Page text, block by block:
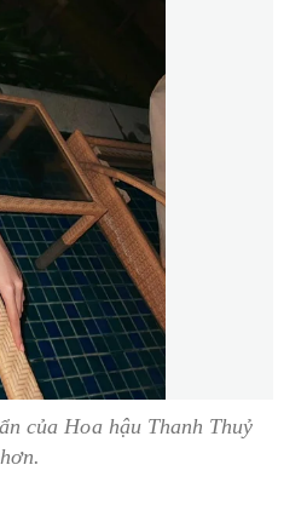
của Hoa hậu Thanh Thuỷ